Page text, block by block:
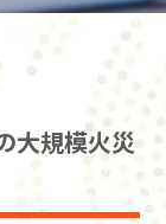
大規模火災